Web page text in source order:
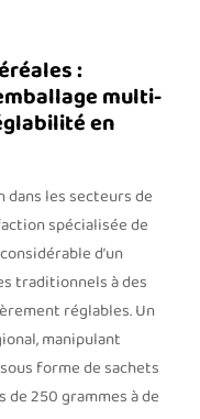
:
multi-
en
les secteurs de
spécialisée de
d’un
traditionnels à des
réglables. Un
manipulant
forme de sachets
250 grammes à de